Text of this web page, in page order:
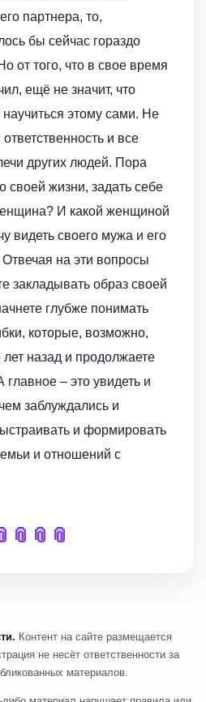
партнера, то,
бы сейчас гораздо
от того, что в свое время
ещё не значит, что
этому сами. Не
и все
других людей. Пора
своей жизни, задать себе
И какой женщиной
видеть своего мужа и его
на эти вопросы
закладывать образ своей
глубже понимать
которые, возможно,
лет назад и продолжаете
главное – это увидеть и
заблуждались и
и формировать
и отношений с
📎 📎 📎
Контент на сайте размещается
не несёт ответственности за
материалов.